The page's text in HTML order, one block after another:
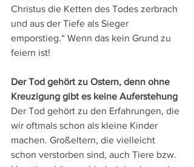
Christus die Ketten des Todes zerbrach
und aus der Tiefe als Sieger
emporstieg.“ Wenn das kein Grund zu
feiern ist!
Der Tod gehört zu Ostern, denn ohne
Kreuzigung gibt es keine Auferstehung
Der Tod gehört zu den Erfahrungen, die
wir oftmals schon als kleine Kinder
machen. Großeltern, die vielleicht
schon verstorben sind, auch Tiere bzw.